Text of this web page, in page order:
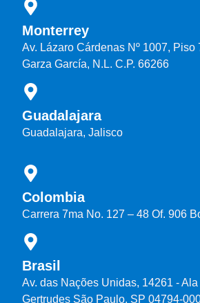
Monterrey
Av. Lázaro Cárdenas Nº 1007, Piso
Garza García, N.L. C.P. 66266
Guadalajara
Guadalajara, Jalisco
Colombia
Carrera 7ma No. 127 – 48 Of. 906
Brasil
Av. das Nações Unidas, 14261 -
Gertrudes São Paulo, SP 04794-